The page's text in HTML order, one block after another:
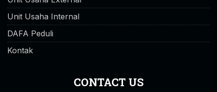
Unit Usaha Internal
DAFA Peduli
Kontak
CONTACT US